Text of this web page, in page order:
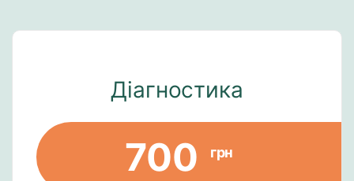
Діагностика
700 грн